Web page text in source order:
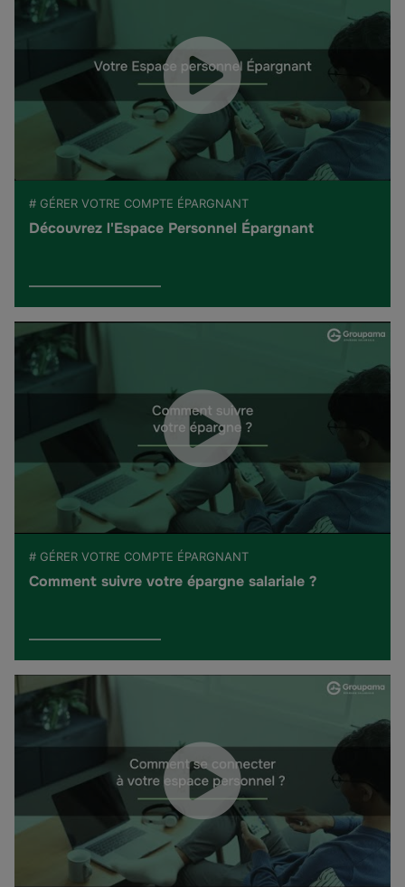
# GÉRER VOTRE COMPTE ÉPARGNANT
Découvrez l'Espace Personnel Épargnant
# GÉRER VOTRE COMPTE ÉPARGNANT
Comment suivre votre épargne salariale ?